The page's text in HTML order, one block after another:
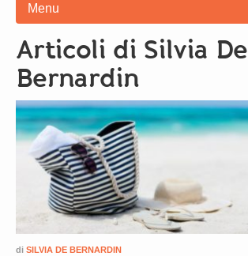
Menu
Articoli di Silvia De
Bernardin
di SILVIA DE BERNARDIN